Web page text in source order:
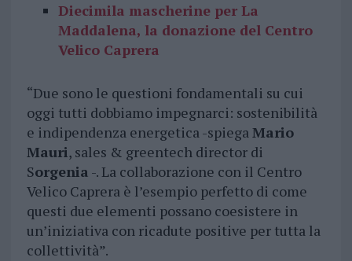
Diecimila mascherine per La
Maddalena, la donazione del Centro
Velico Caprera
“Due sono le questioni fondamentali su cui
oggi tutti dobbiamo impegnarci: sostenibilità
e indipendenza energetica -spiegaMario
Mauri, sales & greentech director di
Sorgenia -. La collaborazione con il Centro
Velico Caprera è l’esempio perfetto di come
questi due elementi possano coesistere in
un’iniziativa con ricadute positive per tutta la
collettività”.